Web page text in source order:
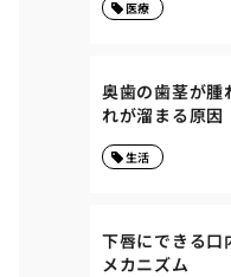
医療
奥歯の歯茎が腫
れが溜まる原因
生活
下唇にできる口
メカニズム